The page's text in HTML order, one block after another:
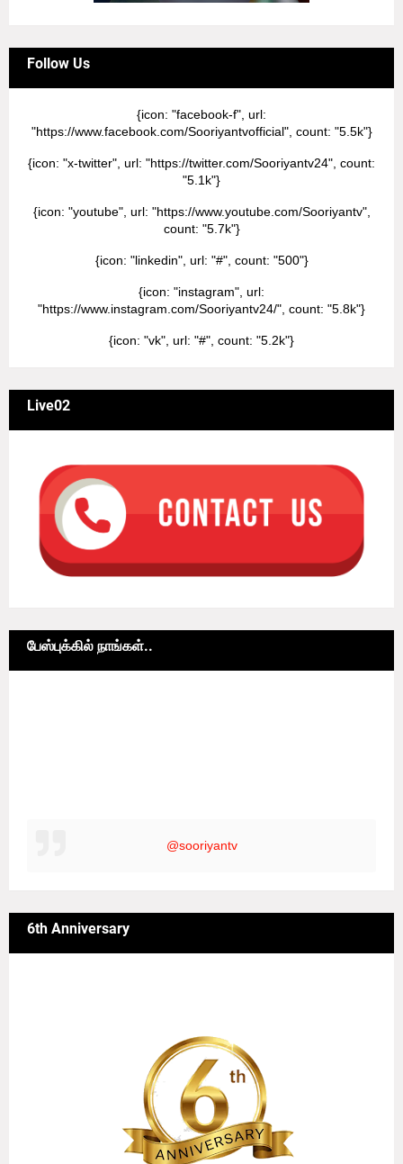
Follow Us
{icon: "facebook-f", url:
"https://www.facebook.com/Sooriyantvofficial", count: "5.5k"}
{icon: "x-twitter", url: "https://twitter.com/Sooriyantv24", count:
"5.1k"}
{icon: "youtube", url: "https://www.youtube.com/Sooriyantv",
count: "5.7k"}
{icon: "linkedin", url: "#", count: "500"}
{icon: "instagram", url:
"https://www.instagram.com/Sooriyantv24/", count: "5.8k"}
{icon: "vk", url: "#", count: "5.2k"}
Live02
பேஸ்புக்கில் நாங்கள்..
@sooriyantv
6th Anniversary